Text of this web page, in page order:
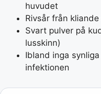
huvudet
Rivsår från
Svart pulver på
lusskinn)
Ibland inga
infektionen